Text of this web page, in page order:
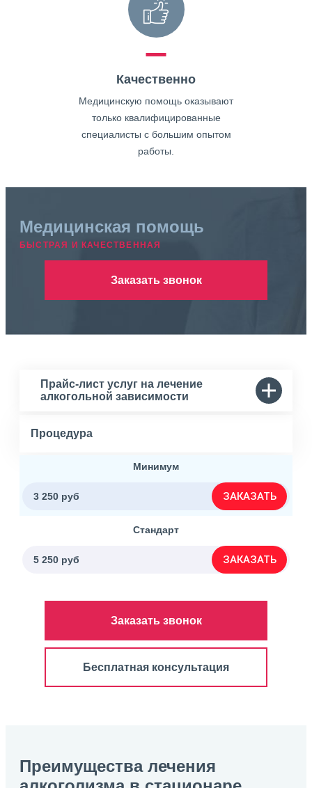
Качественно
Медицинскую помощь оказывают
только квалифицированные
специалисты с большим опытом
работы.
Медицинская помощь
БЫСТРАЯ И КАЧЕСТВЕННАЯ
Заказать звонок
Прайс-лист услуг на лечение
алкогольной зависимости
Процедура
Минимум
3 250 руб ЗАКАЗАТЬ
Стандарт
5 250 руб ЗАКАЗАТЬ
Заказать звонок
Бесплатная консультация
Преимущества лечения